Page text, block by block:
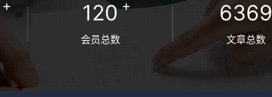
+ 120+
会员总数
6369
文章总数